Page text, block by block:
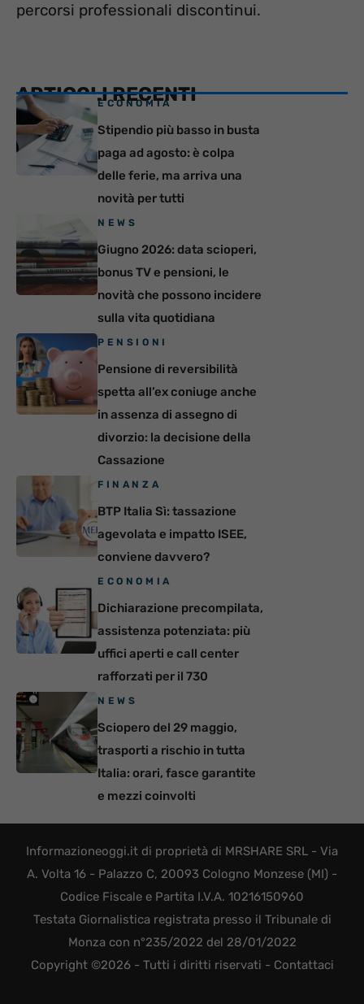
percorsi professionali discontinui.
ARTICOLI RECENTI
ECONOMIA
Stipendio più basso in busta
paga ad agosto: è colpa
delle ferie, ma arriva una
novità per tutti
NEWS
Giugno 2026: data scioperi,
bonus TV e pensioni, le
novità che possono incidere
sulla vita quotidiana
PENSIONI
Pensione di reversibilità
spetta all’ex coniuge anche
in assenza di assegno di
divorzio: la decisione della
Cassazione
FINANZA
BTP Italia Sì: tassazione
agevolata e impatto ISEE,
conviene davvero?
ECONOMIA
Dichiarazione precompilata,
assistenza potenziata: più
uffici aperti e call center
rafforzati per il 730
NEWS
Sciopero del 29 maggio,
trasporti a rischio in tutta
Italia: orari, fasce garantite
e mezzi coinvolti
Informazioneoggi.it di proprietà di MRSHARE SRL - Via
A. Volta 16 - Palazzo C, 20093 Cologno Monzese (MI) -
Codice Fiscale e Partita I.V.A. 10216150960
Testata Giornalistica registrata presso il Tribunale di
Monza con n°235/2022 del 28/01/2022
Copyright ©2026 - Tutti i diritti riservati - Contattaci